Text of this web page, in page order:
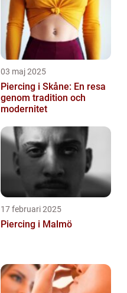
03 maj 2025
Piercing i Skåne: En resa
genom tradition och
modernitet
17 februari 2025
Piercing i Malmö